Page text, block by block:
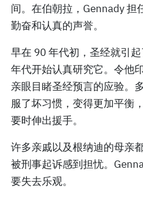
间。在伯朝拉，Gennady 担
勤奋和认真的声誉。
早在 90 年代初，圣经就引
年代开始认真研究它。令他
亲眼目睹圣经预言的应验。
服了坏习惯，变得更加平衡
要时伸出援手。
许多亲戚以及根纳迪的母亲
被刑事起诉感到担忧。
要失去乐观。